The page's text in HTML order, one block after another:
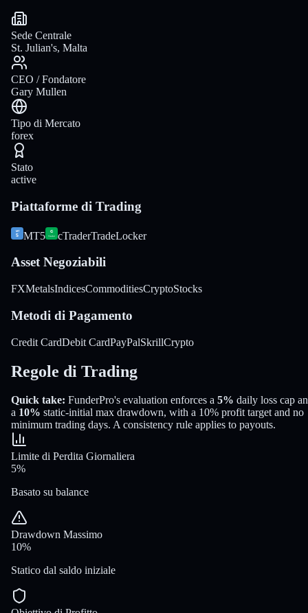
Sede Centrale
St. Julian's, Malta
CEO / Fondatore
Gary Mullen
Tipo di Mercato
forex
Stato
active
Piattaforme di Trading
MT5 cTraderTradeLocker
Asset Negoziabili
FXMetalsIndicesCommoditiesCryptoStocks
Metodi di Pagamento
Credit CardDebit CardPayPalSkrillCrypto
Regole di Trading
Quick take: FunderPro's evaluation enforces a 5% daily loss cap
a 10% static-initial max drawdown, with a 10% profit targetand no
minimum trading days. A consistency rule applies to payouts.
Limite di Perdita Giornaliera
5%
Basato su balance
Drawdown Massimo
10%
Statico dal saldo iniziale